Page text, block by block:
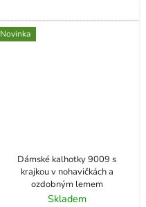
Novinka
Dámské kalhotky 9009 s
krajkou v nohavičkách a
ozdobným lemem
Skladem